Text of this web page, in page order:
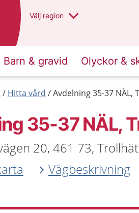
1177 Välj region
Barn & gravid Olyckor &
Hitta vård Avdelning 35-37 NÄL,
35-37 NÄL,
20, 461 73,
Vägbeskrivning